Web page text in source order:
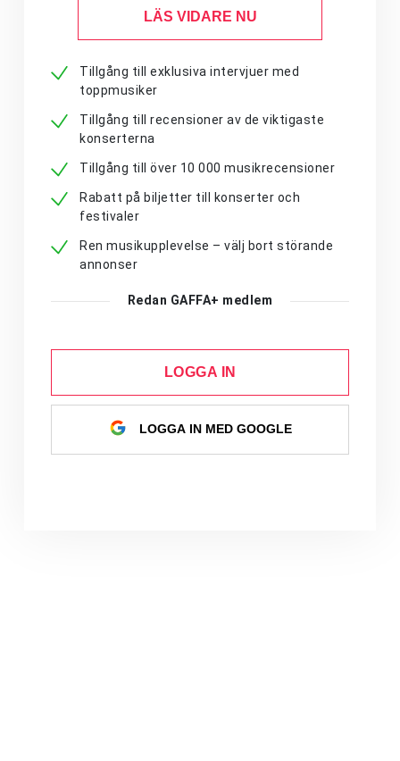
LÄS VIDARE NU
Tillgång till exklusiva intervjuer med
toppmusiker
Tillgång till recensioner av de viktigaste
konserterna
Tillgång till över 10 000 musikrecensioner
Rabatt på biljetter till konserter och
festivaler
Ren musikupplevelse – välj bort störande
annonser
Redan GAFFA+ medlem
LOGGA IN
LOGGA IN MED GOOGLE